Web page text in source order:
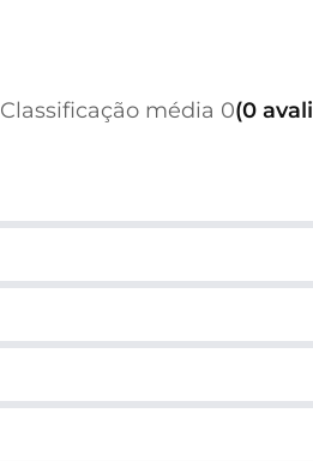
Classificação média 0(0